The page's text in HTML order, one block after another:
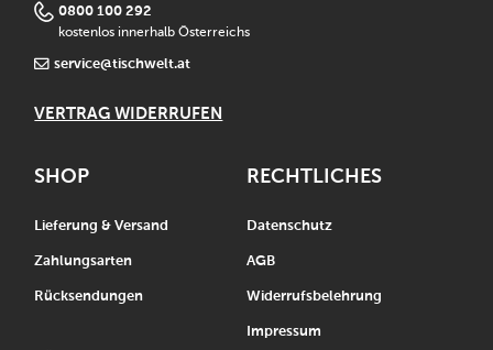
0800 100 292
kostenlos innerhalb Österreichs
service@tischwelt.at
VERTRAG WIDERRUFEN
SHOP
Lieferung & Versand
Zahlungsarten
Rücksendungen
RECHTLICHES
Datenschutz
AGB
Widerrufsbelehrung
Impressum